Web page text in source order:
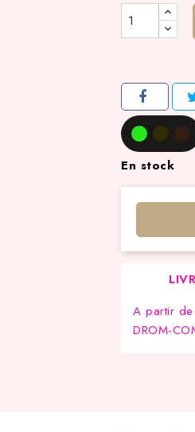
En stock
A partir
DROM-